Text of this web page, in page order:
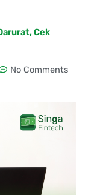
Cek
No Comments